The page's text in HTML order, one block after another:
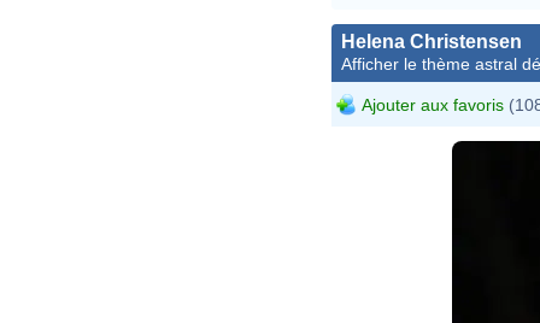
Helena Christensen
Afficher le thème astral
Ajouter aux favoris